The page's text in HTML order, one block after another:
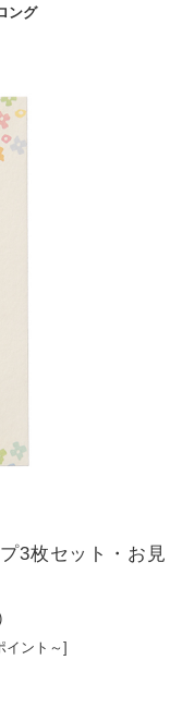
ング
3枚セット・お見
イント～]